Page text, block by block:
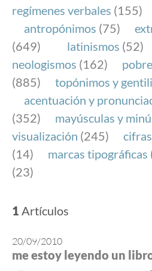
regímenes verbales (155)
antropónimos (75)
(649)
latinismos (52)
neologismos (162)
(885)
topónimos y
acentuación y
(352)
mayúsculas y
visualización (245) cifras
(14)
marcas tipográficas
(23)
1 Artículos
20/09/2010
me estoy leyendo un